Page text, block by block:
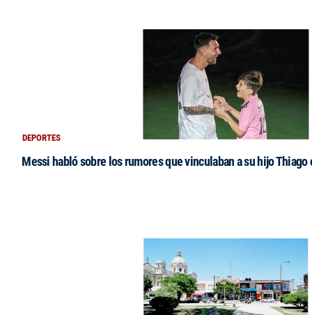
DEPORTES
Messi habló sobre los rumores que vinculaban a su hijo Thiago